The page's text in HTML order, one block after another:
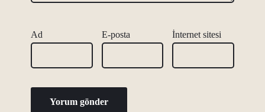
Ad E-posta İnternet sitesi